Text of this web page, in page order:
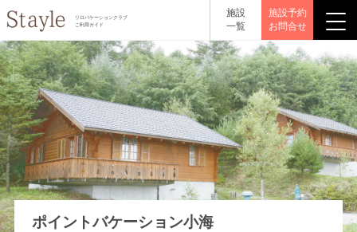
リロバケーションクラブ
ご利用ガイド
施設
一覧
施設予約
お問合せ
ポイントバケーション小海